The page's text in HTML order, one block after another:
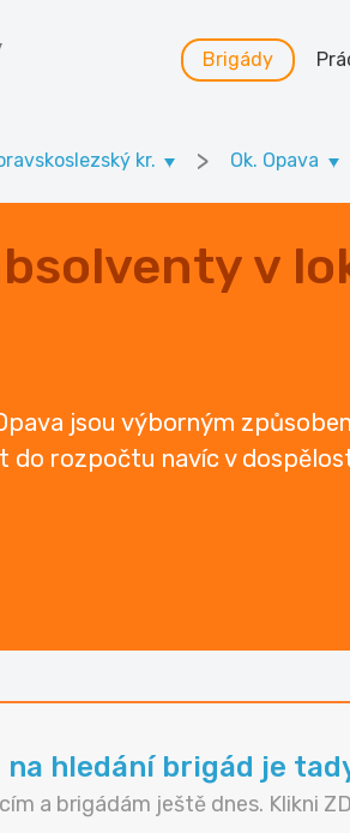
Brigády
kr. > Ok. Opava
v
jsou výborným
do rozpočtu navíc v
na hledání brigád je
a brigádám ještě dnes. Klikni